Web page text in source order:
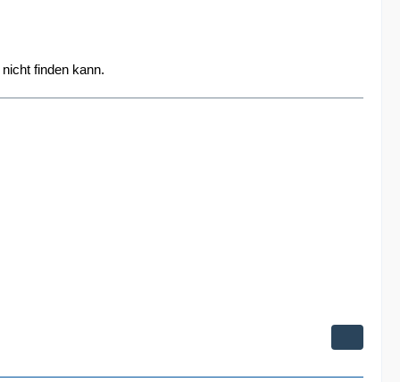
finden kann.